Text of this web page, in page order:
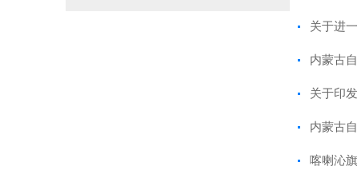
关于进
内蒙古
关于印
内蒙古
喀喇沁